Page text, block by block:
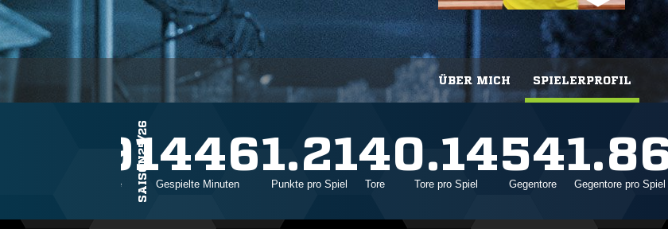
ÜBER MICH SPIELERPROFIL
SAISON25/26
29
Einsätze
1446
Gespielte Minuten
1.21
Punkte pro Spiel
4
Tore
0.14
Tore pro Spiel
54
Gegentore Gegentore pro Spiel